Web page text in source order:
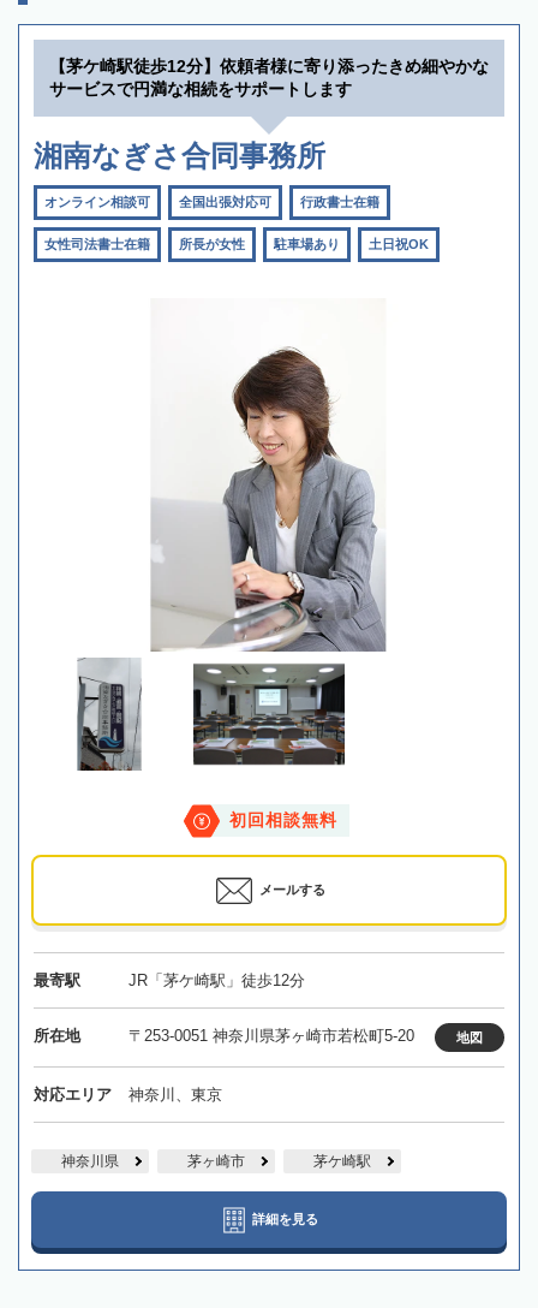
【茅ケ崎駅徒歩12分】依頼者様に寄り添ったきめ細やかな
サービスで円満な相続をサポートします
湘南なぎさ合同事務所
オンライン相談可 全国出張対応可 行政書士在籍
女性司法書士在籍 所長が女性 駐車場あり 土日祝OK
初回相談無料
メールする
最寄駅 JR「茅ケ崎駅」徒歩12分
所在地 〒253-0051 神奈川県茅ヶ崎市若松町5-20 地図
対応エリア 神奈川、東京
神奈川県 茅ヶ崎市 茅ケ崎駅
詳細を見る